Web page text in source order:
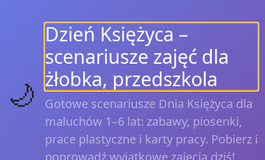
🌙
Dzień Księżyca –
scenariusze zajęć dla
żłobka, przedszkola
Gotowe scenariusze Dnia Księżyca dla
maluchów 1–6 lat: zabawy, piosenki,
prace plastyczne i karty pracy. Pobierz i
poprowadź wyjątkowe zajęcia dziś!